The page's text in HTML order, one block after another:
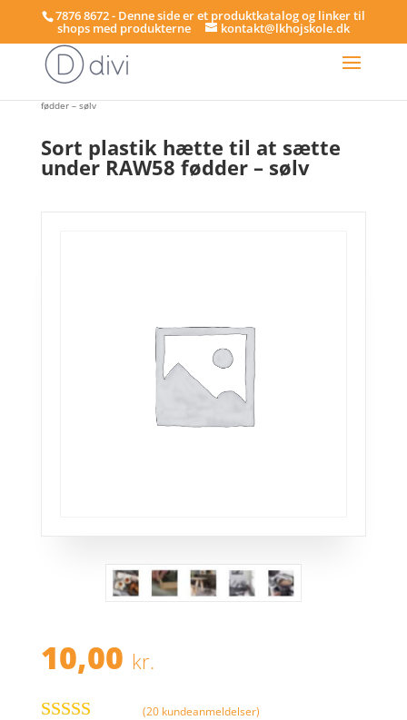
7876 8672 - Denne side er et produktkatalog og linker til
shops med produkterne kontakt@lkhojskole.dk
fødder – sølv
Sort plastik hætte til at sætte
under RAW58 fødder – sølv
10,00 kr.
(20kundeanmeldelser)